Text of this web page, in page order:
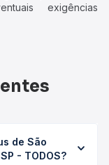
exigências
de São
- TODOS?